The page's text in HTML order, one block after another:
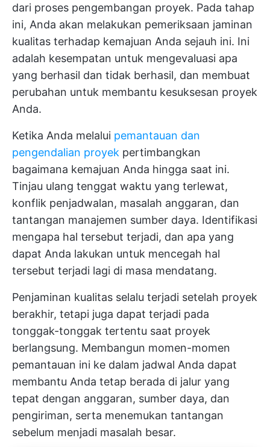
dari proses pengembangan proyek. Pada tahap
ini, Anda akan melakukan pemeriksaan jaminan
kualitas terhadap kemajuan Anda sejauh ini. Ini
adalah kesempatan untuk mengevaluasi apa
yang berhasil dan tidak berhasil, dan membuat
perubahan untuk membantu kesuksesan proyek
Anda.
Ketika Anda melalui pemantauan dan
pengendalian proyek pertimbangkan
bagaimana kemajuan Anda hingga saat ini.
Tinjau ulang tenggat waktu yang terlewat,
konflik penjadwalan, masalah anggaran, dan
tantangan manajemen sumber daya. Identifikasi
mengapa hal tersebut terjadi, dan apa yang
dapat Anda lakukan untuk mencegah hal
tersebut terjadi lagi di masa mendatang.
Penjaminan kualitas selalu terjadi setelah proyek
berakhir, tetapi juga dapat terjadi pada
tonggak-tonggak tertentu saat proyek
berlangsung. Membangun momen-momen
pemantauan ini ke dalam jadwal Anda dapat
membantu Anda tetap berada di jalur yang
tepat dengan anggaran, sumber daya, dan
pengiriman, serta menemukan tantangan
sebelum menjadi masalah besar.